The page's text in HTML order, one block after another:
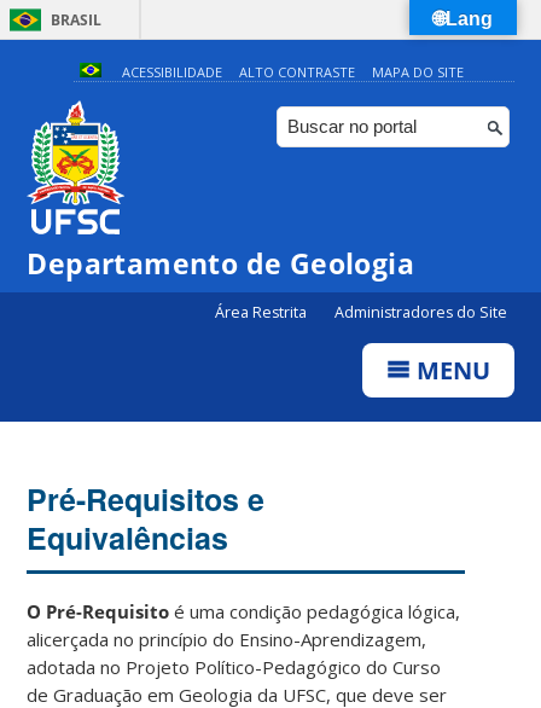
BRASIL
Simplifique!
Comunica BR
Participe
Canais
ACESSIBILIDADE ALTO CONTRASTE MAPA DO SITE
Departamento de Geologia
Área Restrita Administradores do Site
MENU
Pré-Requisitos e
Equivalências
O Pré-Requisitoé uma condição pedagógica lógica,
alicerçada no princí­pio do Ensino-Aprendizagem,
adotada no Projeto Polí­tico-Pedagógico do Curso
de Graduação em Geologia da UFSC, que deve ser
🌐Lang